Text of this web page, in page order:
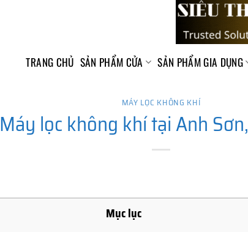
TRANG CHỦ SẢN PHẨM CỬA SẢN PHẨM GIA DỤNG
MÁY LỌC KHÔNG KHÍ
Máy lọc không khí tại Anh
Mục lục